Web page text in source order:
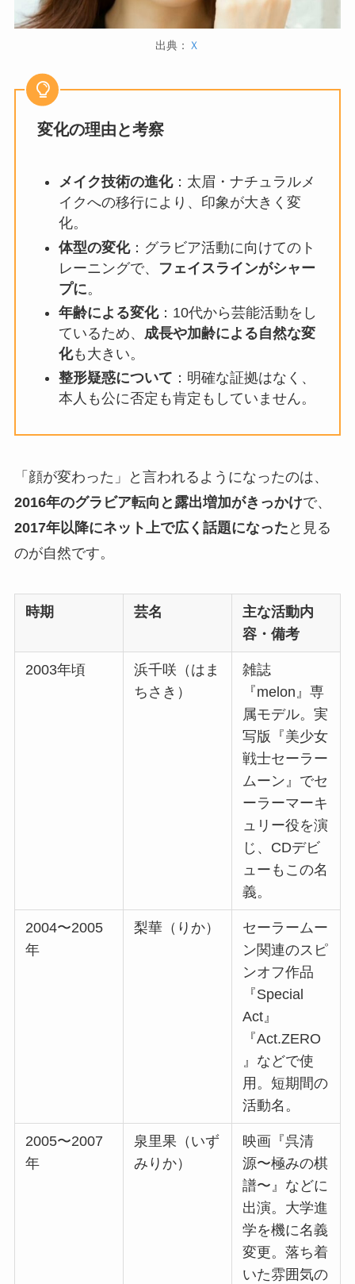
出典： Ｘ
変化の理由と考察
メイク技術の進化：太眉・ナチュラルメ
イクへの移行により、印象が大きく変
化。
体型の変化：グラビア活動に向けてのト
レーニングで、
フェイスラインがシャー
プに。
年齢による変化：10代から芸能活動をし
ているため、 成長や加齢による自然な変
化も大きい。
整形疑惑について ：明確な証拠はなく、
本人も公に否定も肯定もしていません。
「顔が変わった」と言われるようになったのは、
2016年のグラビア転向と露出増加がきっかけで、
2017年以降にネット上で広く話題になった と見る
のが自然です。
時期 芸名
主な活動内
容・備考
2003年頃
浜千咲（はま
ちさき）
雑誌
『melon』専
属モデル。実
写版『美少女
戦士セーラー
ムーン』でセ
ーラーマーキ
ュリー役を演
じ、CDデビ
ューもこの名
義。
2004〜2005
年
梨華（りか）
セーラームー
ン関連のスピ
ンオフ作品
『Special
Act』
『Act.ZERO
』などで使
用。短期間の
活動名。
2005〜2007
年
泉里果（いず
みりか）
映画『呉清
源〜極みの棋
譜〜』などに
出演。大学進
学を機に名義
変更。落ち着
いた雰囲気の